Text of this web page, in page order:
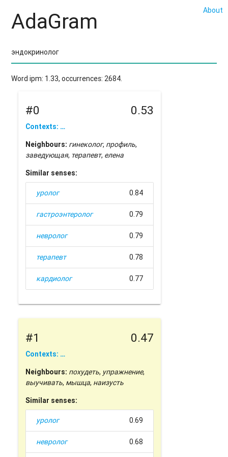
About
AdaGram
Word ipm: 1.33, occurrences: 2684.
#0 0.53
Contexts: …
Neighbours: гинеколог, профиль,
заведующая, терапевт, елена
Similar senses:
уролог 0.84
гастроэнтеролог 0.79
невролог 0.79
терапевт 0.78
кардиолог 0.77
#1 0.47
Contexts: …
Neighbours: похудеть, упражнение,
выучивать, мышца, наизусть
Similar senses:
уролог 0.69
невролог 0.68